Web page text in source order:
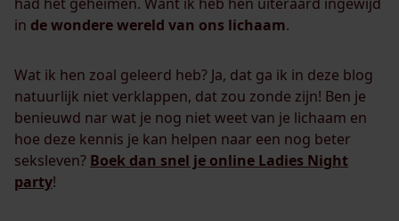
in de wondere wereld van ons lichaam.
Wat ik hen zoal geleerd heb? Ja, dat ga ik in deze blog
natuurlijk niet verklappen, dat zou zonde zijn! Ben je
benieuwd nar wat je nog niet weet van je lichaam en
hoe deze kennis je kan helpen naar een nog beter
seksleven? Boek dan snel je online Ladies Night
party!